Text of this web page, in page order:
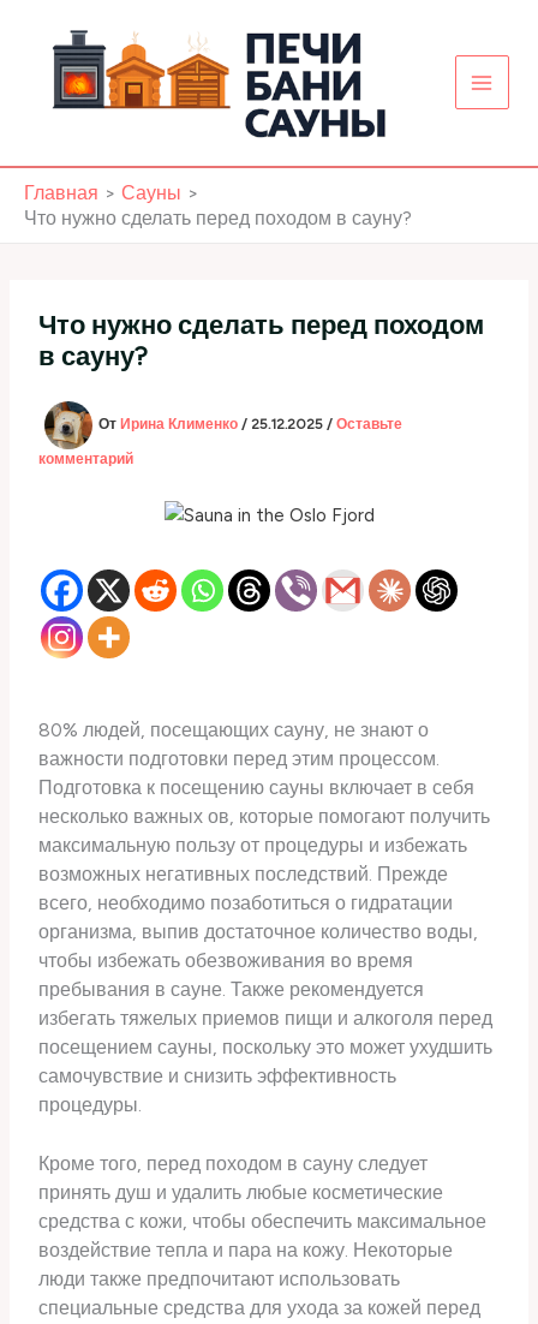
содержимому
Главная
Сауны
Что нужно сделать перед походом в сауну?
Что нужно сделать перед походом
в сауну?
ОтИрина Клименко /25.12.2025 /Оставьте
комментарий
80% людей, посещающих сауну, не знают о
важности подготовки перед этим процессом.
Подготовка к посещению сауны включает в себя
несколько важных ов, которые помогают получить
максимальную пользу от процедуры и избежать
возможных негативных последствий. Прежде
всего, необходимо позаботиться о гидратации
организма, выпив достаточное количество воды,
чтобы избежать обезвоживания во время
пребывания в сауне. Также рекомендуется
избегать тяжелых приемов пищи и алкоголя перед
посещением сауны, поскольку это может ухудшить
самочувствие и снизить эффективность
процедуры.
Кроме того, перед походом в сауну следует
принять душ и удалить любые косметические
средства с кожи, чтобы обеспечить максимальное
воздействие тепла и пара на кожу. Некоторые
люди также предпочитают использовать
специальные средства для ухода за кожей перед